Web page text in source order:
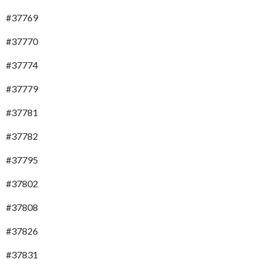
#37769
#37770
#37774
#37779
#37781
#37782
#37795
#37802
#37808
#37826
#37831